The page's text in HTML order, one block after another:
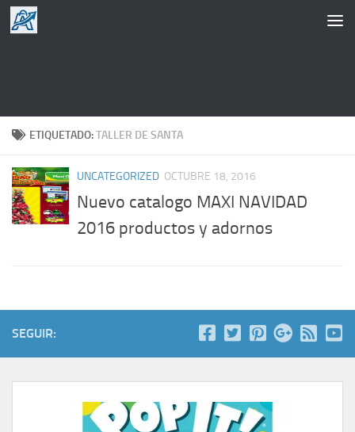
Saltar al contenido
ETIQUETADO:TALLER DE SANTA
UNCATEGORIZED OCTUBRE 18, 2016
Nuevo catalogo MAXI NAVIDAD
2016 productos y adornos
SEGUIR: